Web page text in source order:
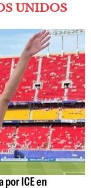
UNIDOS
por ICE en